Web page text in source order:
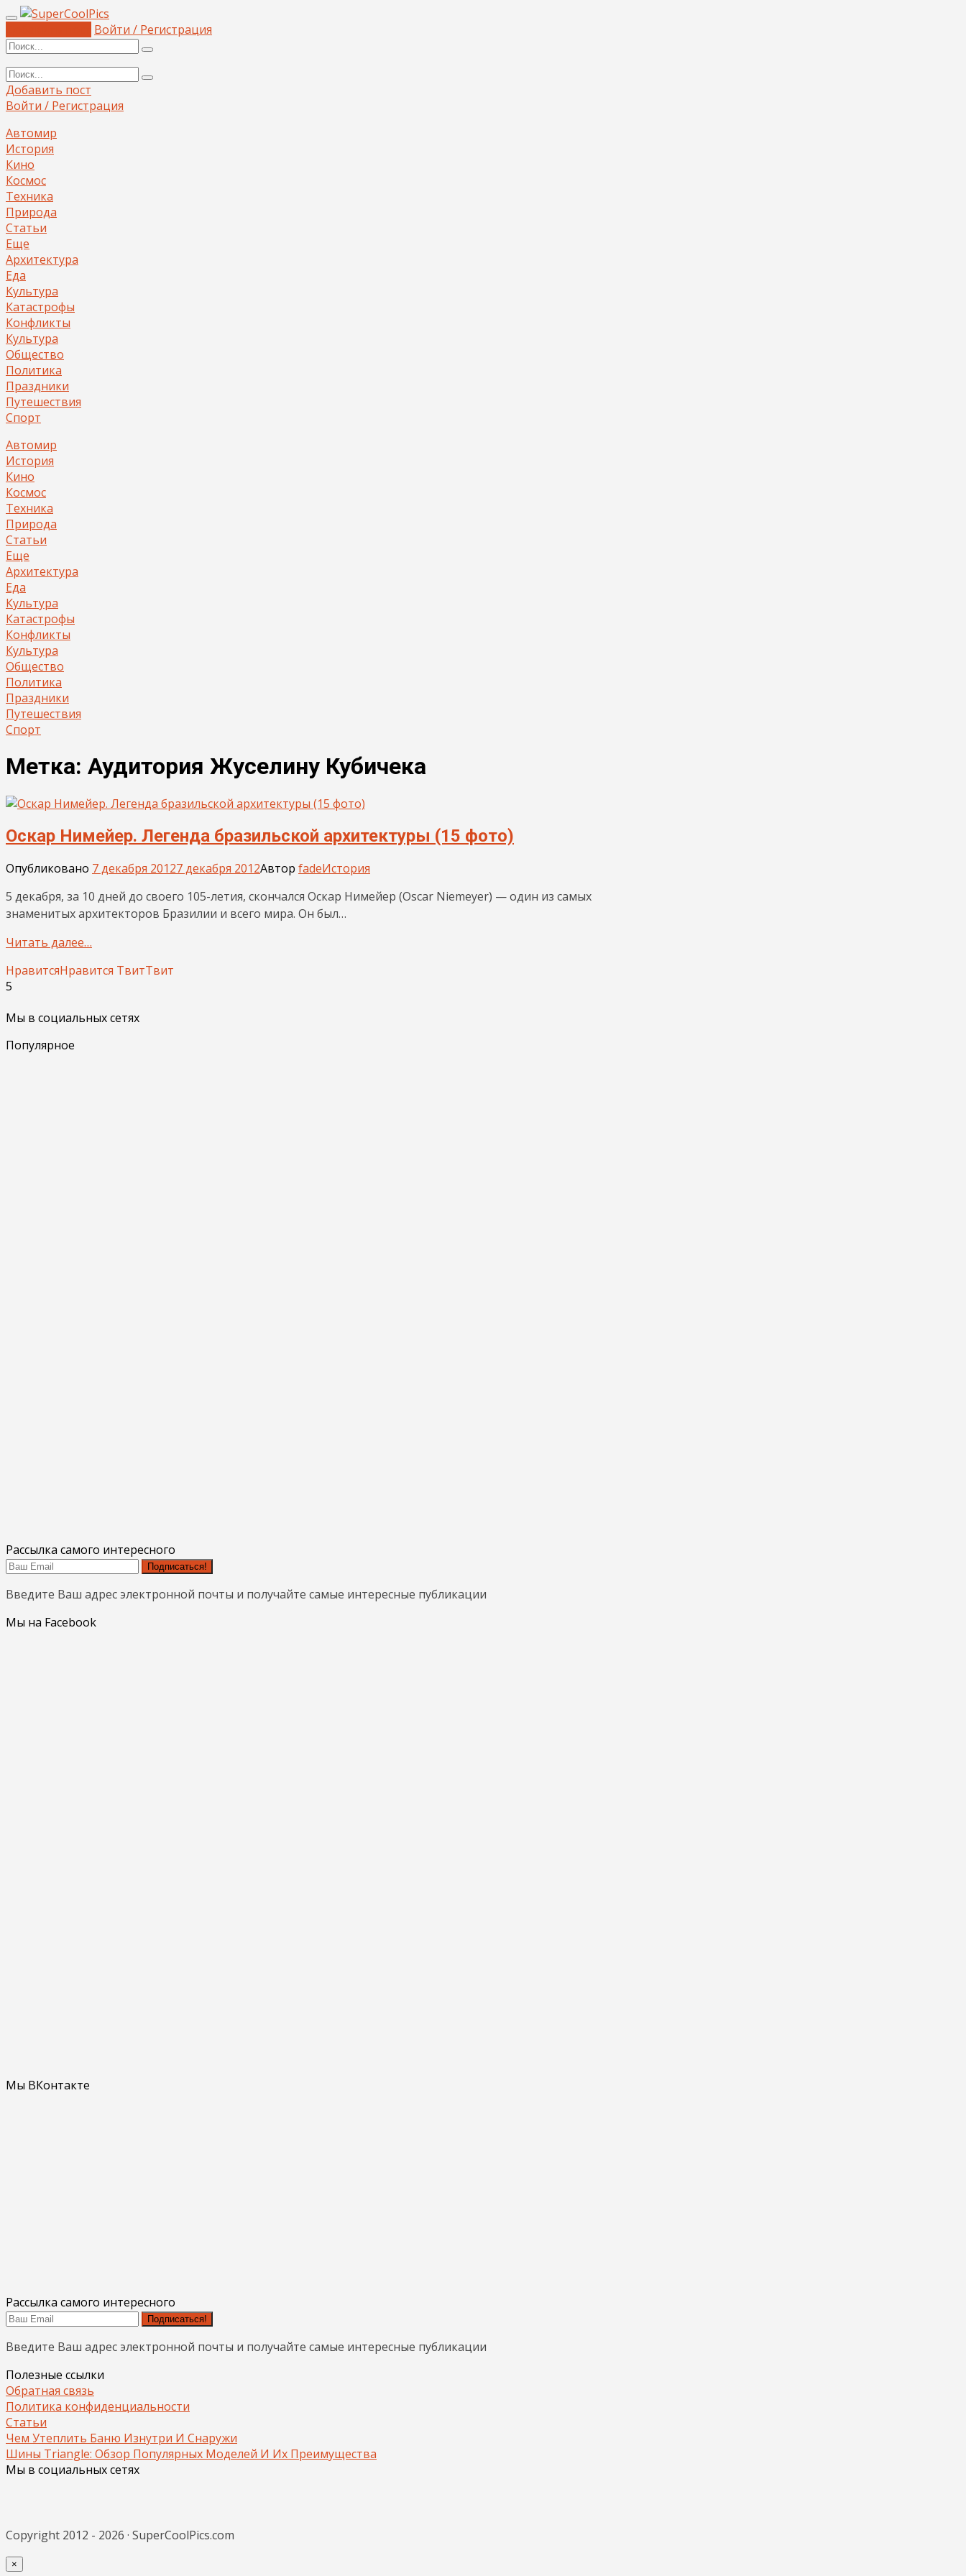
Войти / Регистрация
Добавить пост
Войти / Регистрация
Автомир
История
Кино
Космос
Техника
Природа
Статьи
Еще
Архитектура
Еда
Культура
Катастрофы
Конфликты
Культура
Общество
Политика
Праздники
Путешествия
Спорт
Автомир
История
Кино
Космос
Техника
Природа
Статьи
Еще
Архитектура
Еда
Культура
Катастрофы
Конфликты
Культура
Общество
Политика
Праздники
Путешествия
Спорт
Метка: Аудитория Жуселину Кубичека
Оскар Нимейер. Легенда бразильской архитектуры (15 фото)
Опубликовано 7 декабря 20127 декабря 2012Автор fadeИстория
5 декабря, за 10 дней до своего 105-летия, скончался Оскар Нимейер (Oscar Niemeyer) — один из самых
знаменитых архитекторов Бразилии и всего мира. Он был…
Читать далее…
НравитсяНравится ТвитТвит
5
Мы в социальных сетях
Популярное
Рассылка самого интересного
Подписаться!
Введите Ваш адрес электронной почты и получайте самые интересные публикации
Мы на Facebook
Мы ВКонтакте
Рассылка самого интересного
Подписаться!
Введите Ваш адрес электронной почты и получайте самые интересные публикации
Полезные ссылки
Обратная связь
Политика конфиденциальности
Статьи
Чем Утеплить Баню Изнутри И Снаружи
Шины Triangle: Обзор Популярных Моделей И Их Преимущества
Мы в социальных сетях
Copyright 2012 - 2026 · SuperCoolPics.com
×